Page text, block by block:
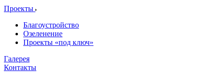
Проекты
Благоустройство
Озеленение
Проекты «под ключ»
Галерея
Контакты